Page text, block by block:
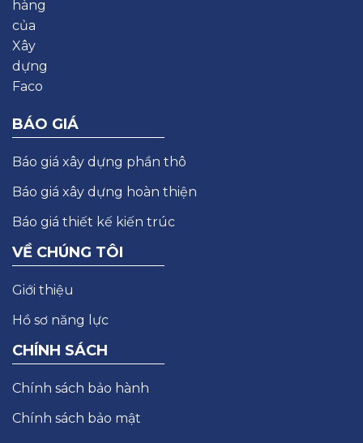
BÁO GIÁ
Báo giá xây dựng phần thô
Báo giá xây dựng hoàn thiện
Báo giá thiết kế kiến trúc
VỀ CHÚNG TÔI
Giới thiệu
Hồ sơ năng lực
CHÍNH SÁCH
Chính sách bảo hành
Chính sách bảo mật